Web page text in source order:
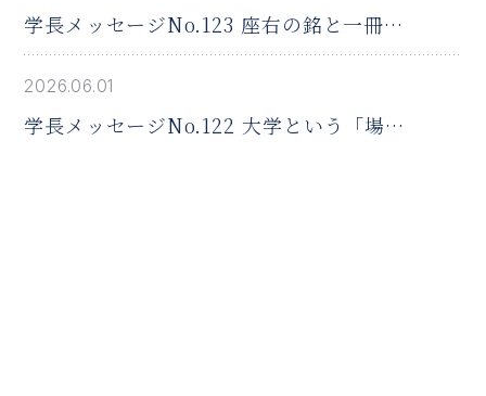
学長メッセージNo.123 座右の銘と一冊の
本
2026.06.01
学長メッセージNo.122 大学という「場」